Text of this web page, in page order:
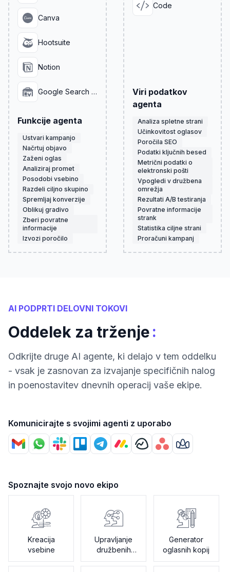
Canva
Hootsuite
Notion
Google Search Console
Funkcije agenta
Ustvari kampanjo
Načrtuj objavo
Zaženi oglas
Analiziraj promet
Posodobi vsebino
Razdeli ciljno skupino
Spremljaj konverzije
Oblikuj gradivo
Zberi povratne
informacije
Izvozi poročilo
Code
Viri podatkov
agenta
Analiza spletne strani
Učinkovitost oglasov
Poročila SEO
Podatki ključnih besed
Metrični podatki o
elektronski pošti
Vpogledi v družbena
omrežja
Rezultati A/B testiranja
Povratne informacije
strank
Statistika ciljne strani
Proračuni kampanj
AI PODPRTI DELOVNI TOKOVI
Oddelek za trženje:
Odkrijte druge AI agente, ki delajo v tem oddelku
- vsak je zasnovan za izvajanje specifičnih nalog
in poenostavitev dnevnih operacij vaše ekipe.
Komunicirajte s svojimi agenti z uporabo
Spoznajte svojo novo ekipo
Kreacija
vsebine
Upravljanje
družbenih
medijev
Generator
oglasnih kopij